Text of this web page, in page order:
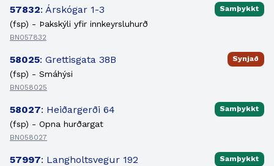
57832: Árskógar 1-3
(fsp) - Þakskýli yfir innkeyrsluhurð
BN057832
Samþykkt
58025: Grettisgata 38B
(fsp) - Smáhýsi
BN058025
Synjað
58027: Heiðargerði 64
(fsp) - Opna hurðargat
BN058027
Samþykkt
57997: Langholtsvegur 192 Samþykkt